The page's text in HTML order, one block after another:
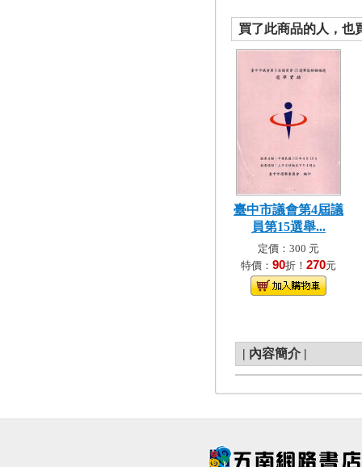
買了此商品的人，也
臺中市議會第4屆議
員第15選舉...
定價：300 元
特價： 90折！ 270元
| 內容簡介 |